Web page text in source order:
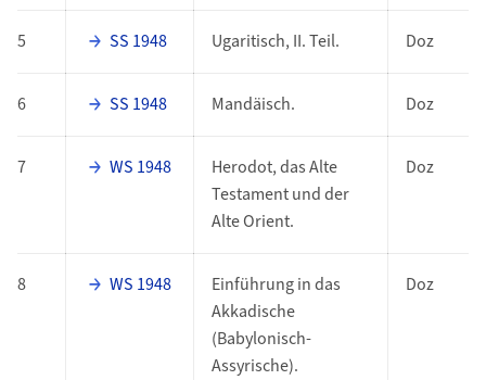
5 SS 1948 Ugaritisch, II. Teil. Doz
6 SS 1948 Mandäisch. Doz
7 WS 1948
Herodot, das Alte
Testament und der
Alte Orient.
Doz
8 WS 1948
Einführung in das
Akkadische
(Babylonisch-
Assyrische).
Doz